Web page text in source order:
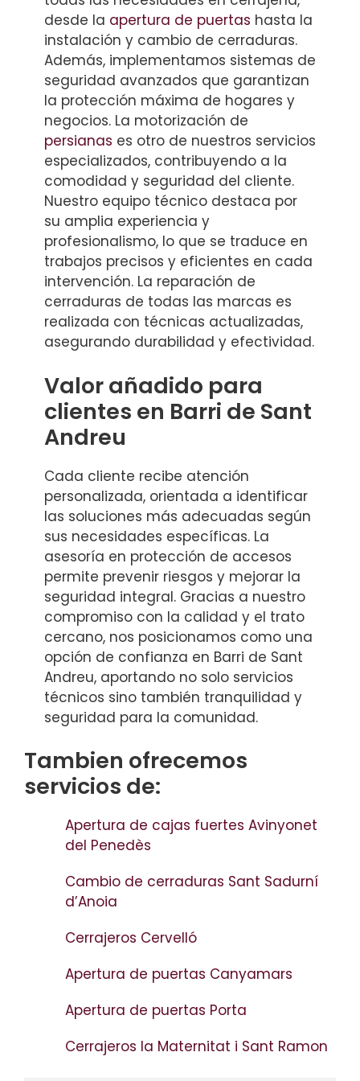
desde la apertura de puertas hasta la
instalación y cambio de cerraduras.
Además, implementamos sistemas de
seguridad avanzados que garantizan
la protección máxima de hogares y
negocios. La motorización de
persianas es otro de nuestros servicios
especializados, contribuyendo a la
comodidad y seguridad del cliente.
Nuestro equipo técnico destaca por
su amplia experiencia y
profesionalismo, lo que se traduce en
trabajos precisos y eficientes en cada
intervención. La reparación de
cerraduras de todas las marcas es
realizada con técnicas actualizadas,
asegurando durabilidad y efectividad.
Valor añadido para
clientes en Barri de Sant
Andreu
Cada cliente recibe atención
personalizada, orientada a identificar
las soluciones más adecuadas según
sus necesidades específicas. La
asesoría en protección de accesos
permite prevenir riesgos y mejorar la
seguridad integral. Gracias a nuestro
compromiso con la calidad y el trato
cercano, nos posicionamos como una
opción de confianza en Barri de Sant
Andreu, aportando no solo servicios
técnicos sino también tranquilidad y
seguridad para la comunidad.
Tambien ofrecemos
servicios de:
Apertura de cajas fuertes Avinyonet
del Penedès
Cambio de cerraduras Sant Sadurní
d’Anoia
Cerrajeros Cervelló
Apertura de puertas Canyamars
Apertura de puertas Porta
Cerrajeros la Maternitat i Sant Ramon